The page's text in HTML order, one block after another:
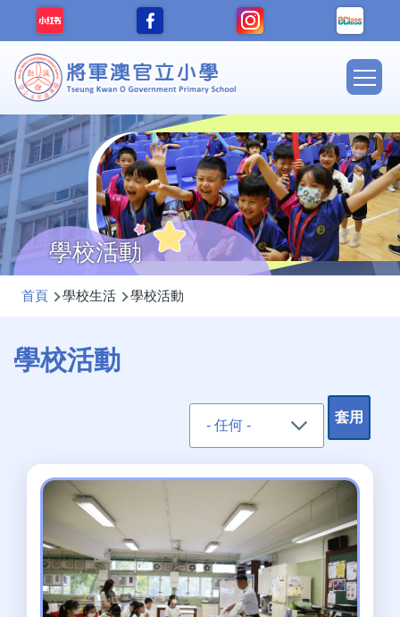
移至主內容
Main
學校活動
導
連
結
首頁 學校生活 學校活動
學校活動